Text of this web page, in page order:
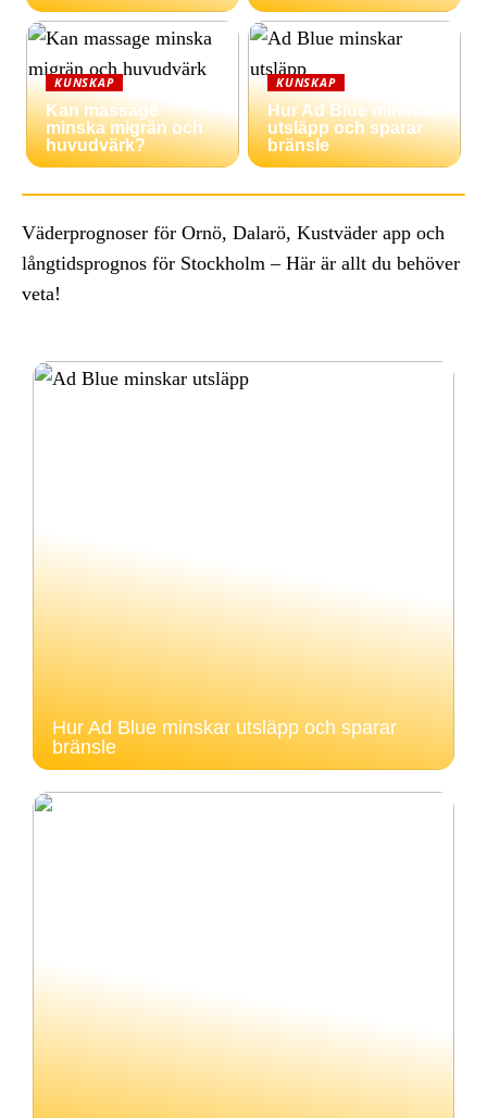
KUNSKAP
Kan massage
minska migrän och
huvudvärk?
KUNSKAP
Hur Ad Blue minskar
utsläpp och sparar
bränsle
Väderprognoser för Ornö, Dalarö, Kustväder app och
långtidsprognos för Stockholm – Här är allt du behöver
veta!
Hur Ad Blue minskar utsläpp och sparar
bränsle